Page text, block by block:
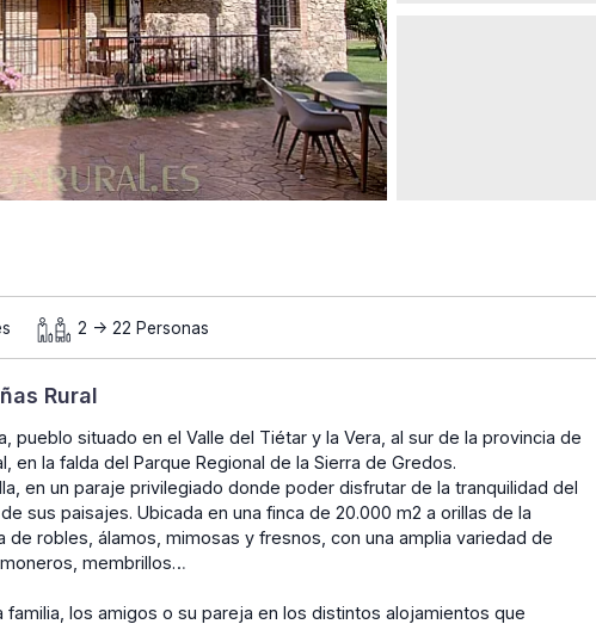
2 -> 22 Personas
Rural
pueblo situado en el Valle del Tiétar y la Vera, al sur de la provincia de
en la falda del Parque Regional de la Sierra de Gredos.
en un paraje privilegiado donde poder disfrutar de la tranquilidad del
sus paisajes. Ubicada en una finca de 20.000 m2 a orillas de la
de robles, álamos, mimosas y fresnos, con una amplia variedad de
membrillos…
los amigos o su pareja en los distintos alojamientos que